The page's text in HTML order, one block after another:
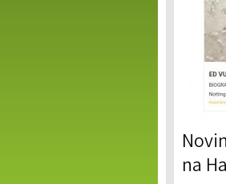
na